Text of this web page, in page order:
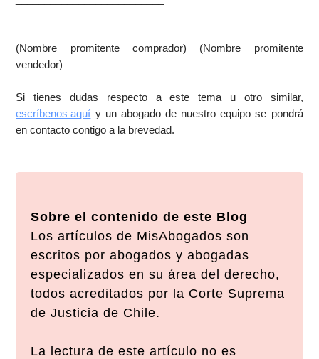
(Nombre promitente comprador) (Nombre promitente
vendedor)
Si tienes dudas respecto a este tema u otro similar,
escríbenos aquí y un abogado de nuestro equipo se pondrá
en contacto contigo a la brevedad.
Sobre el contenido de este Blog
Los artículos de MisAbogados son
escritos por abogados y abogadas
especializados en su área del derecho,
todos acreditados por la Corte Suprema
de Justicia de Chile.
La lectura de este artículo no es